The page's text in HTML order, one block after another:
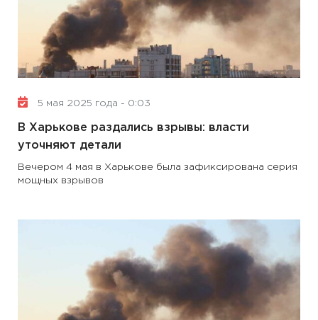
5 мая 2025 года - 0:03
В Харькове раздались взрывы: власти
уточняют детали
Вечером 4 мая в Харькове была зафиксирована серия
мощных взрывов